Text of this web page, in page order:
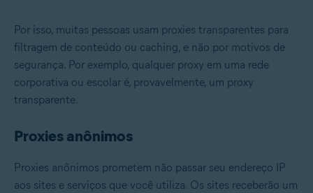
Por isso, muitas pessoas usam proxies transparentes para
filtragem de conteúdo ou caching, e não por motivos de
segurança. Por exemplo, qualquer proxy em uma rede
corporativa ou escolar é, provavelmente, um proxy
transparente.
Proxies anônimos
Proxies anônimos prometem não passar seu endereço IP
aos sites e serviços que você utiliza. Os sites receberão um